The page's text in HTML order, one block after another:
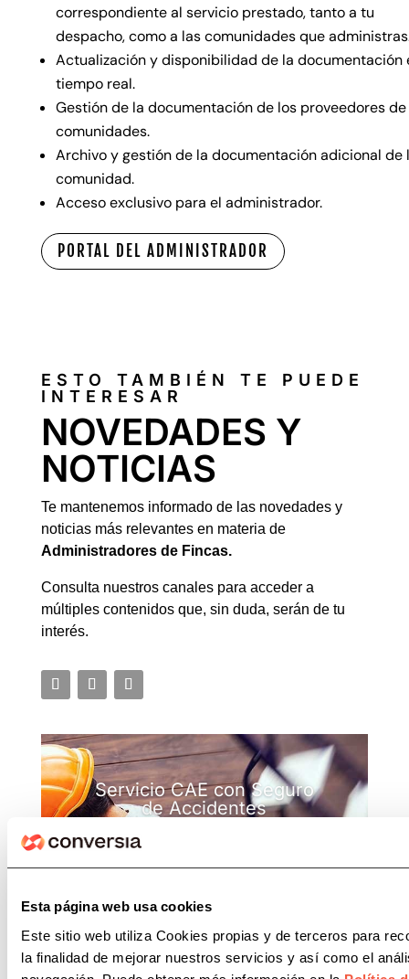
Esta página web usa cookies
Este sitio web utiliza Cookies propias y de terceros para
la finalidad de mejorar nuestros servicios y así como el
correspondiente al servicio prestado, tanto a tu
despacho, como a las comunidades que
Actualización y disponibilidad de la documentación
tiempo real.
Gestión de la documentación de los proveedores de
comunidades.
Archivo y gestión de la documentación adicional de
comunidad.
Acceso exclusivo para el administrador.
PORTAL DEL ADMINISTRADOR
ESTO TAMBIÉN TE PUEDE
INTERESAR
NOVEDADES Y
NOTICIAS
Te mantenemos informado de las novedades y
noticias más relevantes en materia de
Administradores de Fincas.
Consulta nuestros canales para acceder a
múltiples contenidos que, sin duda, serán de tu
interés.
Servicio CAE con Seguro
de Accidentes
La solución más completa para la
Propietarios La correcta gestión de la
Empresariales (CAE) en las comunidades
de propietarios es clave para garantizar